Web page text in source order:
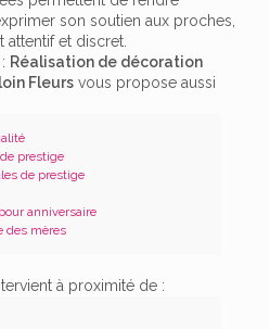
son soutien aux proches,
et discret.
Réalisation de décoration
Fleurs vous propose aussi
prestige
de prestige
anniversaire
des mères
à proximité de :